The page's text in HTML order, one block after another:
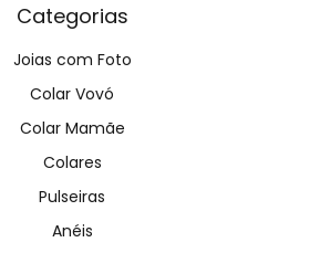
Categorias
Joias com Foto
Colar Vovó
Colar Mamãe
Colares
Pulseiras
Anéis